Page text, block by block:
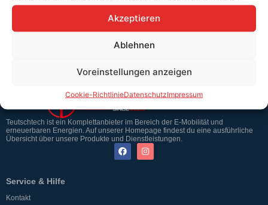
Akzeptieren
Ablehnen
Voreinstellungen anzeigen
Cookie-RichtlinieDatenschutzImpressum
Teutschtech ist ein Komplettanbieter im Bereich der E-Mobilität und
erneuerbaren Energien. Auf unserer Homepage findest du eine ausführliche
Übersicht über unsere Produkte und Dienstleistungen.
Service & Hilfe
Kontakt